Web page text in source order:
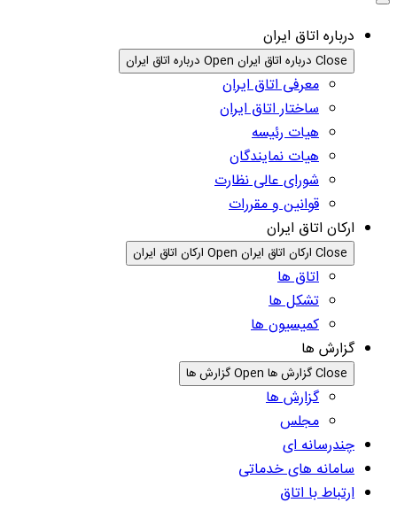
درباره اتاق ایران
Close درباره اتاق ایران Open درباره اتاق ایران
معرفی اتاق ایران
ساختار اتاق ایران
هیات رئیسه
هیات نمایندگان
شورای عالی نظارت
قوانین و مقررات
ارکان اتاق ایران
Close ارکان اتاق ایران Open ارکان اتاق ایران
اتاق ها
تشکل ها
کمیسیون ها
گزارش ها
Close گزارش ها Open گزارش ها
گزارش ها
مجلس
چندرسانه ای
سامانه های خدماتی
ارتباط با اتاق